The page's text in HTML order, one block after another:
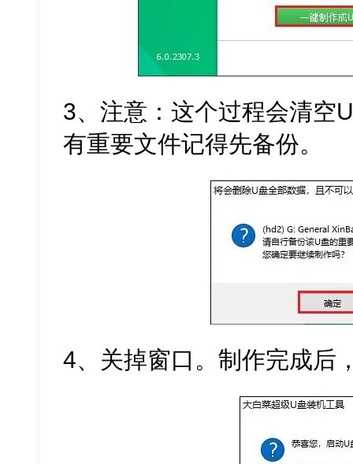
3、注意：这个过程会清空
有重要文件记得先备份。
4、关掉窗口。制作完成后